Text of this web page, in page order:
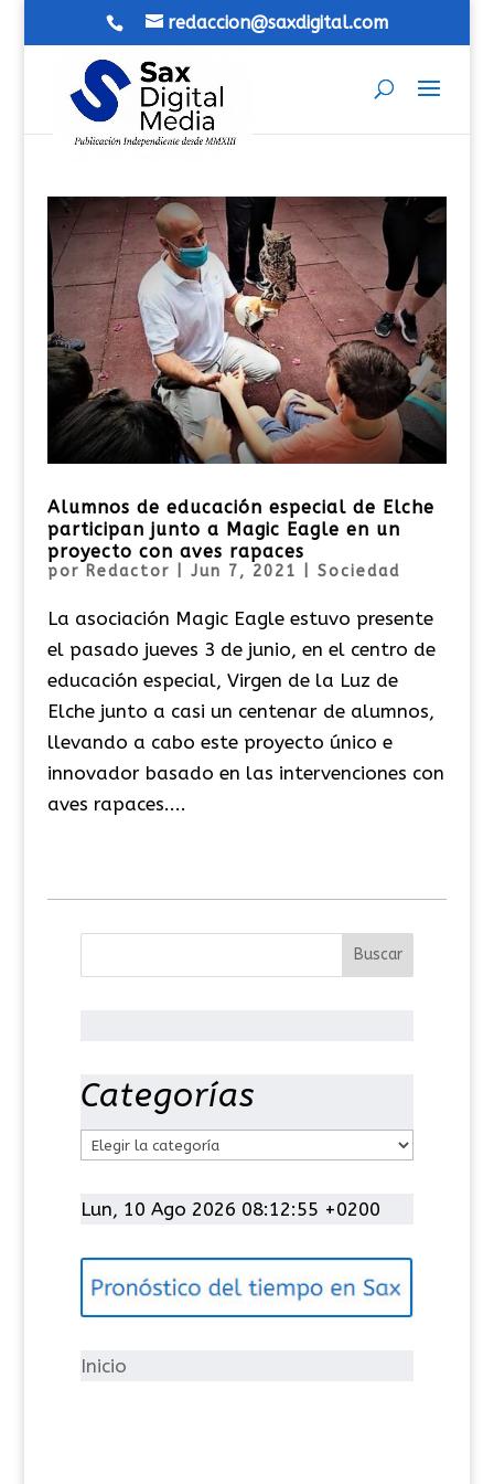
redaccion@saxdigital.com
Alumnos de educación especial de Elche
participan junto a Magic Eagle en un
proyecto con aves rapaces
por Redactor Jun 7, 2021 Sociedad
La asociación Magic Eagle estuvo presente
el pasado jueves 3 de junio, en el centro de
educación especial, Virgen de la Luz de
Elche junto a casi un centenar de alumnos,
llevando a cabo este proyecto único e
innovador basado en las intervenciones con
aves rapaces....
Categorías
t
g
í
Lun, 10 Ago 2026 08:12:56 +0200
Inicio